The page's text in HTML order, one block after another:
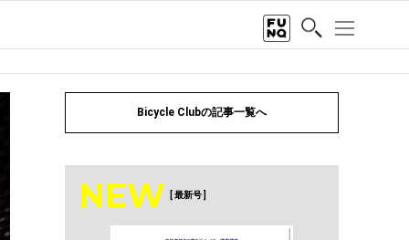
Bicycle Clubの記事一覧へ
NEW [ 最新号 ]